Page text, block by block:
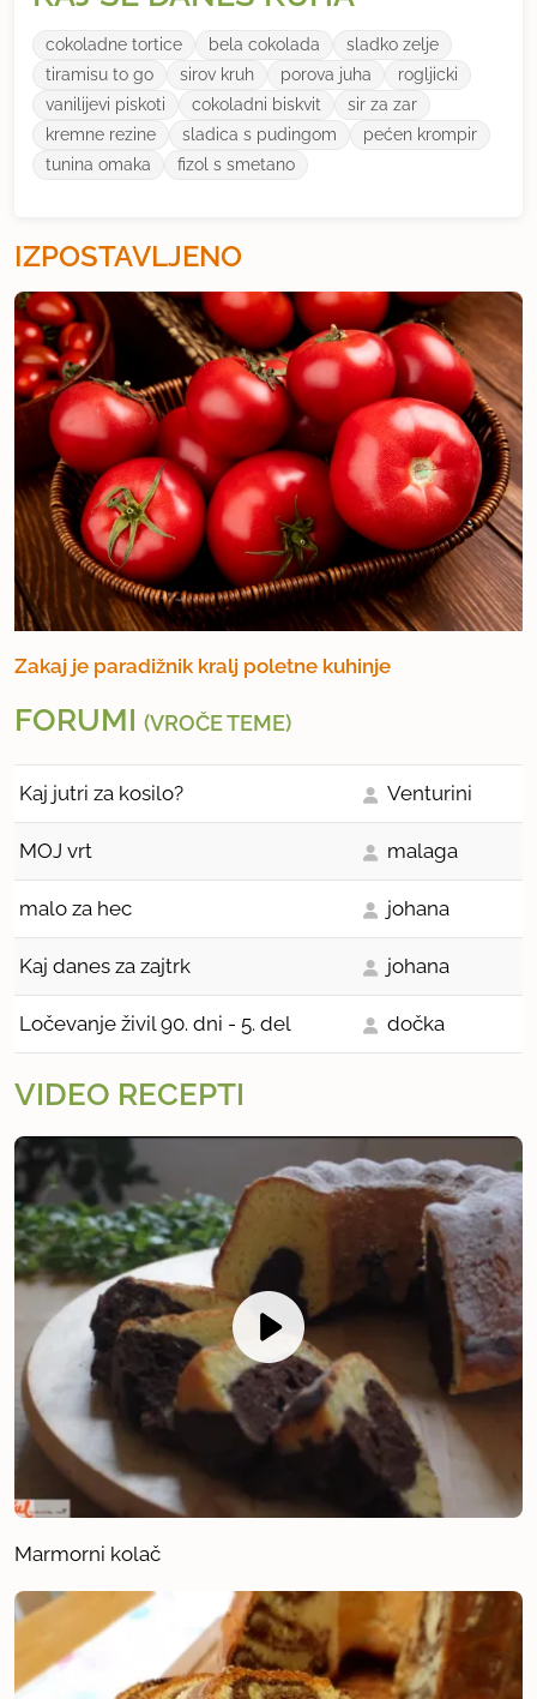
cokoladne tortice bela cokolada
sladko zelje
tiramisu to go
sirov kruh porova juha
rogljicki
vanilijevi piskoti
cokoladni biskvit
sir za zar
kremne rezine
sladica s pudingom
pećen krompir
tunina omaka
fizol s smetano
IZPOSTAVLJENO
Zakaj je paradižnik kralj poletne kuhinje
FORUMI (VROČE TEME)
Kaj jutri za kosilo? Venturini
MOJ vrt malaga
malo za hec johana
Kaj danes za zajtrk johana
Ločevanje živil 90. dni - 5. del dočka
VIDEO RECEPTI
Marmorni kolač